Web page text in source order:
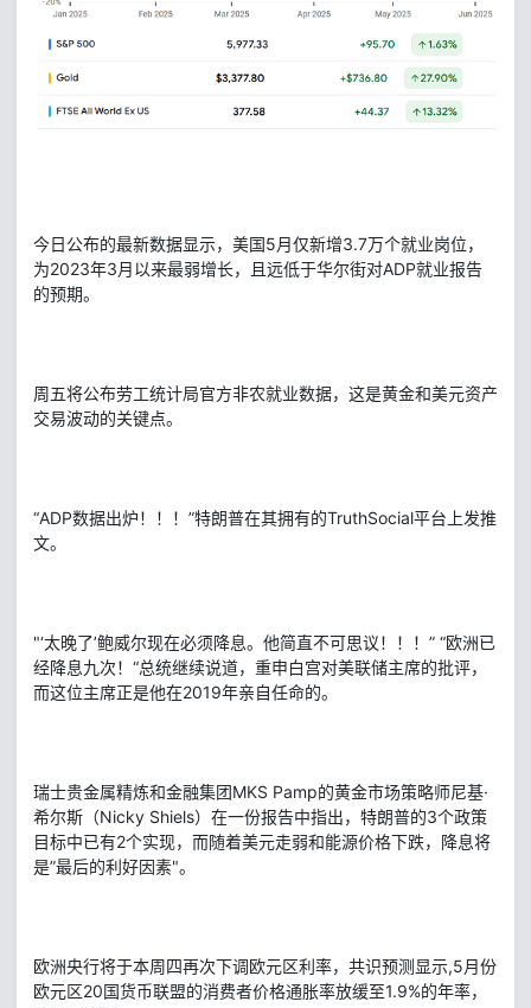
今日公布的最新数据显示，美国5月仅新增3.7万个就业岗位，
为2023年3月以来最弱增长，且远低于华尔街对ADP就业报告
的预期。
周五将公布劳工统计局官方非农就业数据，这是黄金和美元资产
交易波动的关键点。
“ADP数据出炉！！！”特朗普在其拥有的TruthSocial平台上发推
文。
"‘太晚了’鲍威尔现在必须降息。他简直不可思议！！！” “欧洲已
经降息九次！“总统继续说道，重申白宫对美联储主席的批评，
而这位主席正是他在2019年亲自任命的。
瑞士贵金属精炼和金融集团MKS Pamp的黄金市场策略师尼基·
希尔斯（Nicky Shiels）在一份报告中指出，特朗普的3个政策
目标中已有2个实现，而随着美元走弱和能源价格下跌，降息将
是”最后的利好因素"。
欧洲央行将于本周四再次下调欧元区利率，共识预测显示,5月份
欧元区20国货币联盟的消费者价格通胀率放缓至1.9%的年率，